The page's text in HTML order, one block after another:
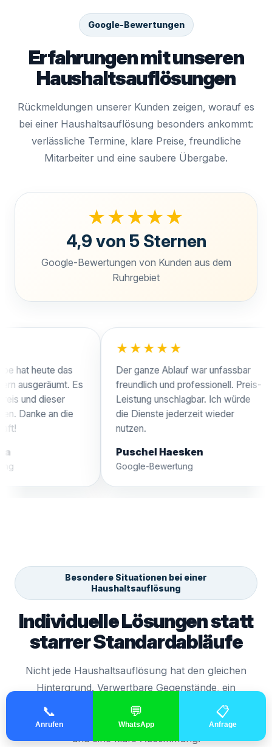
📞
Anrufen
💬
WhatsApp
📋
Anfrage
Google-Bewertungen
Erfahrungen mit unseren
Haushaltsauflösungen
Rückmeldungen unserer Kunden zeigen, worauf es
bei einer Haushaltsauflösung besonders ankommt:
verlässliche Termine, klare Preise, freundliche
Mitarbeiter und eine saubere Übergabe.
★★★★★
4,9 von 5 Sternen
Google-Bewertungen von Kunden aus dem
Ruhrgebiet
heute das
Es
dieser
an die
★★★★★
Der ganze Ablauf war unfassbar
freundlich und professionell. Preis-
Leistung unschlagbar. Ich würde
die Dienste jederzeit wieder
nutzen.
Puschel Haesken
Google-Bewertung
Besondere Situationen bei einer
Haushaltsauflösung
Individuelle Lösungen statt
starrer Standardabläufe
Nicht jede Haushaltsauflösung hat den gleichen
Hintergrund. Verwertbare Gegenstände, ein
Nachlass oder der Umzug in eine kleinere
Wohnform erfordern jeweils eine andere Planung
und eine klare Abstimmung.